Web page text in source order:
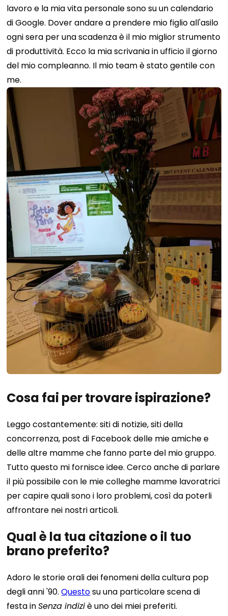
lavoro e la mia vita personale sono su un calendario
di Google. Dover andare a prendere mio figlio all'asilo
ogni sera per una scadenza è il mio miglior strumento
di produttività. Ecco la mia scrivania in ufficio il giorno
del mio compleanno. Il mio team è stato gentile con
me.
Cosa fai per trovare ispirazione?
Leggo costantemente: siti di notizie, siti della
concorrenza, post di Facebook delle mie amiche e
delle altre mamme che fanno parte del mio gruppo.
Tutto questo mi fornisce idee. Cerco anche di parlare
il più possibile con le mie colleghe mamme lavoratrici
per capire quali sono i loro problemi, così da poterli
affrontare nei nostri articoli.
Qual è la tua citazione o il tuo
brano preferito?
Adoro le storie orali dei fenomeni della cultura pop
degli anni '90.Questosu una particolare scena di
festa inSenza indiziè uno dei miei preferiti.